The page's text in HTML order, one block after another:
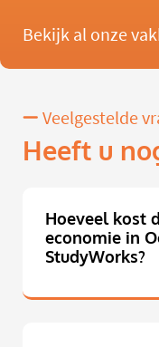
Bekijk al onze
Veelgestelde
Heeft u
Hoeveel kost
economie in
StudyWorks?